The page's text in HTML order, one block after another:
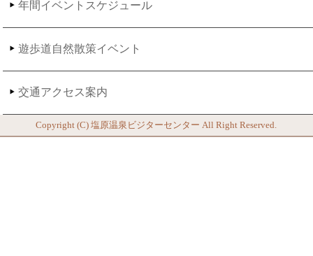
年間イベントスケジュール
遊歩道自然散策イベント
交通アクセス案内
Copyright (C)塩原温泉ビジターセンター All Right Reserved.